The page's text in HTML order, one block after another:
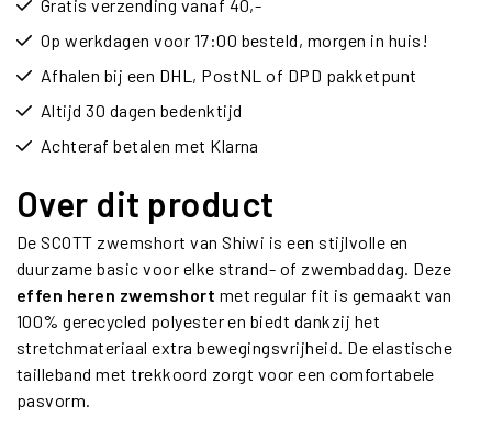
Gratis verzending vanaf 40,-
Op werkdagen voor 17:00 besteld, morgen in huis!
Afhalen bij een DHL, PostNL of DPD pakketpunt
Altijd 30 dagen bedenktijd
Achteraf betalen met Klarna
Over dit product
De SCOTT zwemshort van Shiwi is een stijlvolle en
duurzame basic voor elke strand- of zwembaddag. Deze
effen heren zwemshort met regular fit is gemaakt van
100% gerecycled polyester en biedt dankzij het
stretchmateriaal extra bewegingsvrijheid. De elastische
tailleband met trekkoord zorgt voor een comfortabele
pasvorm.